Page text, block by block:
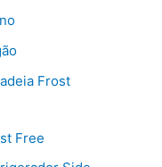
Frost
Free